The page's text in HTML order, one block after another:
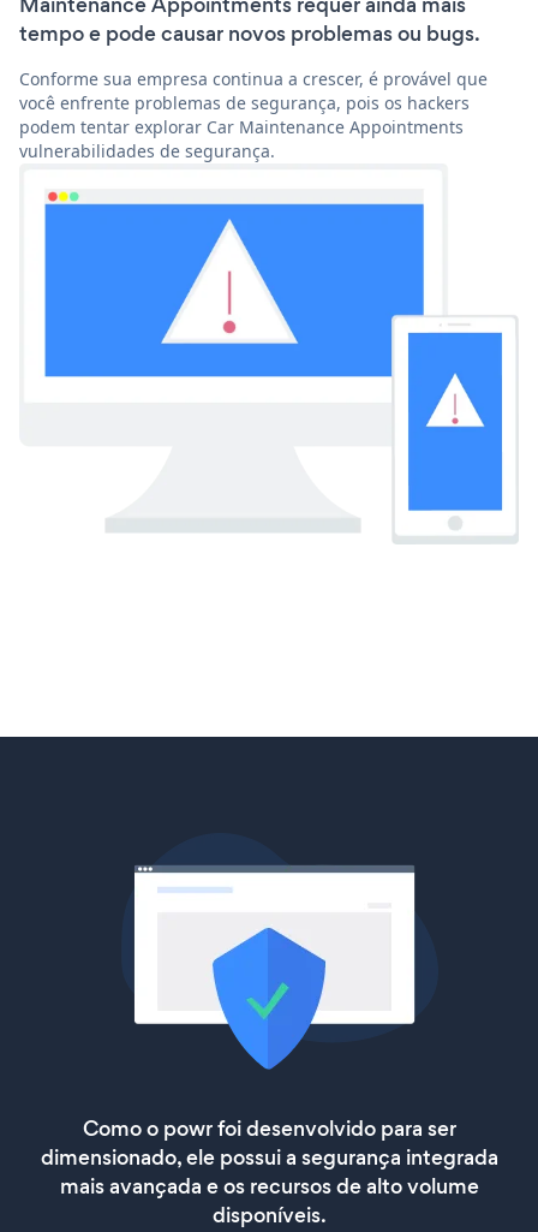
tempo e pode causar novos problemas ou bugs.
Conforme sua empresa continua a crescer, é provável que
você enfrente problemas de segurança, pois os hackers
podem tentar explorar Car Maintenance Appointments
vulnerabilidades de segurança.
Como o powr foi desenvolvido para ser
dimensionado, ele possui a segurança integrada
mais avançada e os recursos de alto volume
disponíveis.